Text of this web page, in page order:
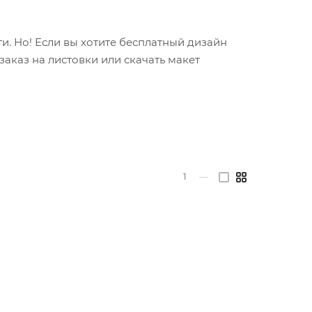
Но! Если вы хотите бесплатный дизайн
на листовки или скачать макет
1 —